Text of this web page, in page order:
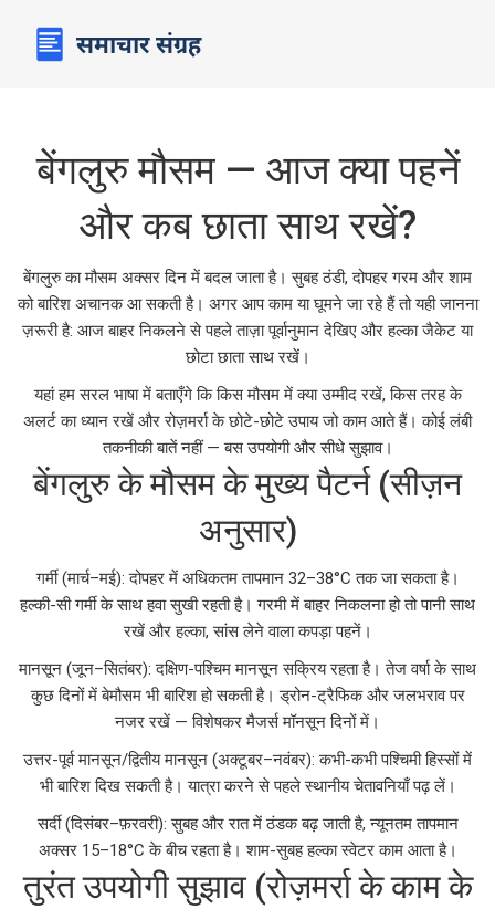
बेंगलुरु मौसम — आज क्या पहनें
और कब छाता साथ रखें?
बेंगलुरु का मौसम अक्सर दिन में बदल जाता है। सुबह ठंडी, दोपहर गरम और शाम
को बारिश अचानक आ सकती है। अगर आप काम या घूमने जा रहे हैं तो यही जानना
ज़रूरी है: आज बाहर निकलने से पहले ताज़ा पूर्वानुमान देखिए और हल्का जैकेट या
छोटा छाता साथ रखें।
यहां हम सरल भाषा में बताएँगे कि किस मौसम में क्या उम्मीद रखें, किस तरह के
अलर्ट का ध्यान रखें और रोज़मर्रा के छोटे-छोटे उपाय जो काम आते हैं। कोई लंबी
तकनीकी बातें नहीं — बस उपयोगी और सीधे सुझाव।
बेंगलुरु के मौसम के मुख्य पैटर्न (सीज़न
अनुसार)
गर्मी (मार्च–मई): दोपहर में अधिकतम तापमान 32–38°C तक जा सकता है।
हल्की-सी गर्मी के साथ हवा सुखी रहती है। गरमी में बाहर निकलना हो तो पानी साथ
रखें और हल्का, सांस लेने वाला कपड़ा पहनें।
मानसून (जून–सितंबर): दक्षिण-पश्चिम मानसून सक्रिय रहता है। तेज वर्षा के साथ
कुछ दिनों में बेमौसम भी बारिश हो सकती है। ड्रोन-ट्रैफिक और जलभराव पर
नजर रखें — विशेषकर मैजर्स मॉनसून दिनों में।
उत्तर-पूर्व मानसून/द्वितीय मानसून (अक्टूबर–नवंबर): कभी-कभी पश्चिमी हिस्सों में
भी बारिश दिख सकती है। यात्रा करने से पहले स्थानीय चेतावनियाँ पढ़ लें।
सर्दी (दिसंबर–फ़रवरी): सुबह और रात में ठंडक बढ़ जाती है, न्यूनतम तापमान
अक्सर 15–18°C के बीच रहता है। शाम-सुबह हल्का स्वेटर काम आता है।
तुरंत उपयोगी सुझाव (रोज़मर्रा के काम के